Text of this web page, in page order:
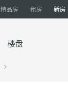
精品房 租房 新房
楼盘
>